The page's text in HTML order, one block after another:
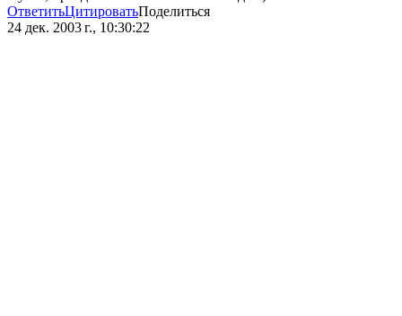
ОтветитьЦитироватьПоделиться
24 дек. 2003 г., 10:30:22